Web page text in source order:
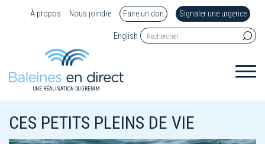
À propos Nous joindre Faire un don Signaler une urgence
English
UNE RÉALISATION DU GREMM
CES PETITS PLEINS DE VIE